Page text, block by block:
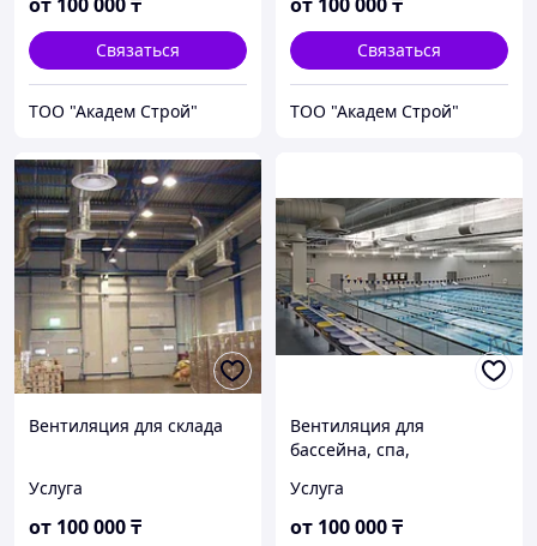
Связаться
ТОО "Академ Строй"
Связаться
ТОО "Академ Строй"
Вентиляция для склада
Услуга
от 100 000₸
Вентиляция для
бассейна, спа,
Услуга
от 100 000₸